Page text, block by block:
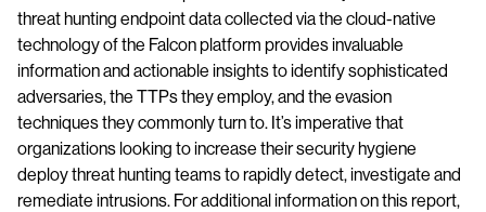
threat hunting endpoint data ​collected via the cloud-native
technology of the Falcon​ platform provides invaluable
information and actionable insights to identify sophisticated
adversaries, the TTPs they employ, and the evasion
techniques they commonly turn to. It’s imperative that
organizations looking to increase their security hygiene
deploy threat hunting teams to rapidly detect, investigate and
remediate intrusions. For additional information on this report,